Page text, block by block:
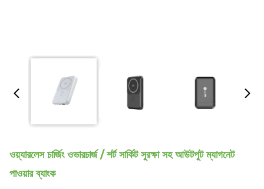
ওয়্যারলেস চার্জিং ওভারচার্জ / শর্ট সার্কিট সুরক্ষা সহ আউটপুট ম্যাগনেট
পাওয়ার ব্যাংক